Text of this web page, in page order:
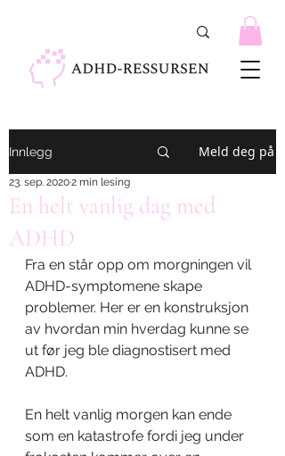
Innlegg Meld deg på
En helt vanlig dag med
ADHD
23. sep. 20202 min lesing
Fra en står opp om morgningen vil
ADHD-symptomene skape
problemer. Her er en konstruksjon
av hvordan min hverdag kunne se
ut før jeg ble diagnostisert med
ADHD.
En helt vanlig morgen kan ende
som en katastrofe fordi jeg under